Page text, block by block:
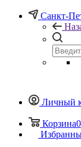
Санкт-
Личный
Корзина0